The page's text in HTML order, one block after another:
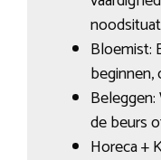
Bloemist:
de beurs
Horeca +